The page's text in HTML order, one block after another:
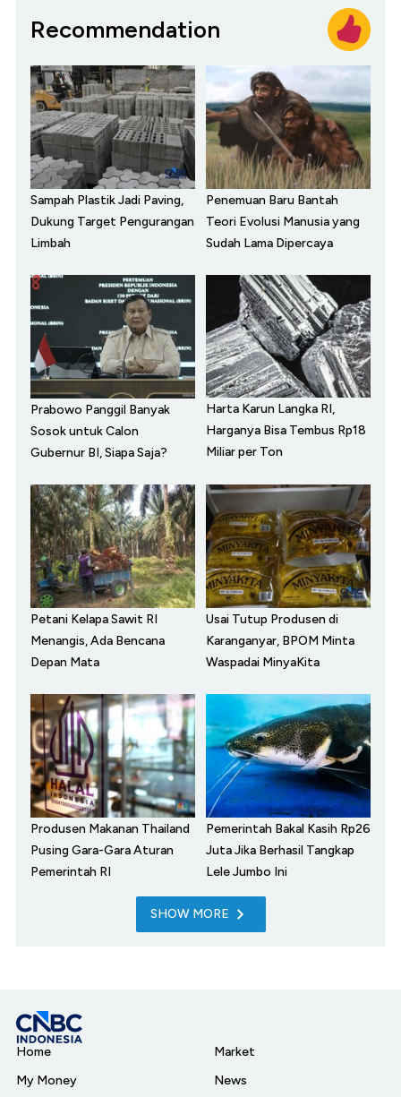
Recommendation
Sampah Plastik Jadi Paving,
Dukung Target Pengurangan
Limbah
Penemuan Baru Bantah
Teori Evolusi Manusia yang
Sudah Lama Dipercaya
Prabowo Panggil Banyak
Sosok untuk Calon
Gubernur BI, Siapa Saja?
Harta Karun Langka RI,
Harganya Bisa Tembus Rp18
Miliar per Ton
Petani Kelapa Sawit RI
Menangis, Ada Bencana
Depan Mata
Usai Tutup Produsen di
Karanganyar, BPOM Minta
Waspadai MinyaKita
Produsen Makanan Thailand
Pusing Gara-Gara Aturan
Pemerintah RI
Pemerintah Bakal Kasih Rp26
Juta Jika Berhasil Tangkap
Lele Jumbo Ini
SHOW MORE
Home
My Money
Market
News